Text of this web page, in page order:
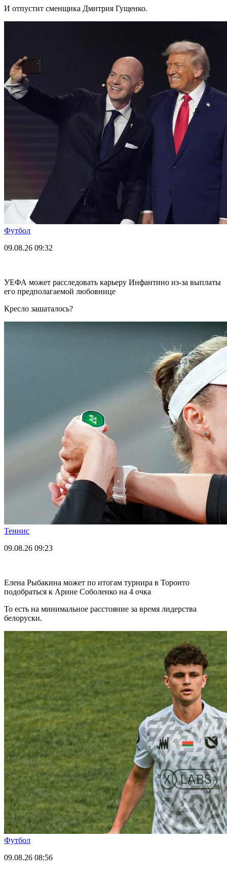
И отпустит сменщика Дмитрия Гущенко.
Футбол
09.08.26 09:32
УЕФА может расследовать карьеру Инфантино из-за выплаты
его предполагаемой любовнице
Кресло зашаталось?
Теннис
09.08.26 09:23
Елена Рыбакина может по итогам турнира в Торонто
подобраться к Арине Соболенко на 4 очка
То есть на минимальное расстояние за время лидерства
белоруски.
Футбол
09.08.26 08:56